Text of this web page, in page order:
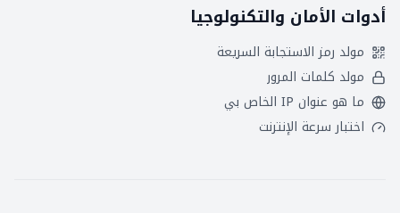
أدوات الأمان والتكنولوجيا
مولد رمز الاستجابة السريعة
مولد كلمات المرور
ما هو عنوان IP الخاص بي
اختبار سرعة الإنترنت